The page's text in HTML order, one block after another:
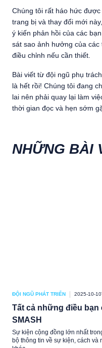
Chúng tôi rất háo hức
trang bị và thay đổi mới
ý kiến phản hồi của các
sát sao ảnh hưởng của
điều chỉnh nếu cần thiết.
Bài viết từ đội ngũ phụ
là hết rồi! Chúng tôi đang
lai nên phải quay lại làm
thời gian đọc và hẹn sớm
NHỮNG BÀI
ĐỘI NGŨ PHÁT TRIỂN 2025-10-
Tất cả những điều bạn
SMASH
Sự kiện cộng đồng lớn nhất
bộ thông tin về sự kiện, cách và